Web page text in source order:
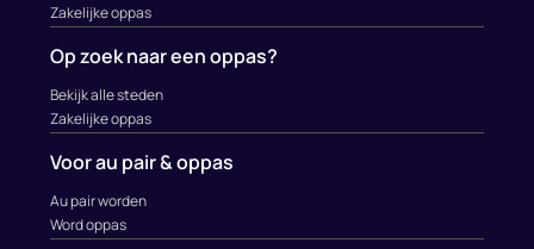
Zakelijke oppas
Op zoek naar een oppas?
Bekijk alle steden
Zakelijke oppas
Voor au pair & oppas
Au pair worden
Word oppas